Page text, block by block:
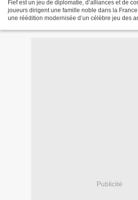
Fief est un jeu de diplomatie, d’alliances et de
joueurs dirigent une famille noble dans la
une réédition modernisée d’un célèbre jeu des
Publicité